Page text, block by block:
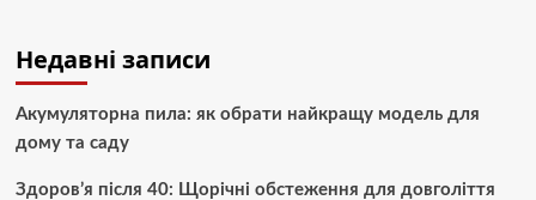
Недавні записи
Акумуляторна пила: як обрати найкращу модель для
дому та саду
Здоров’я після 40: Щорічні обстеження для довголіття